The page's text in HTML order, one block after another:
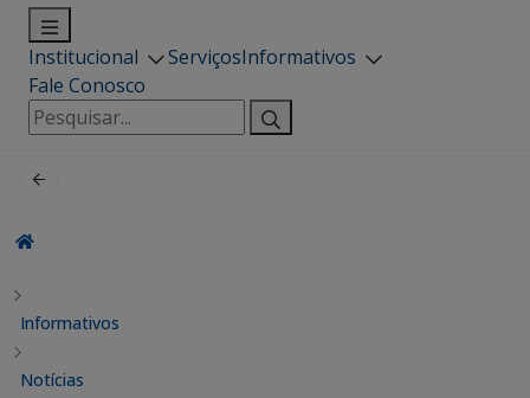
Institucional ServiçosInformativos
Fale Conosco
Pesquisar
por:
Informativos
Notícias